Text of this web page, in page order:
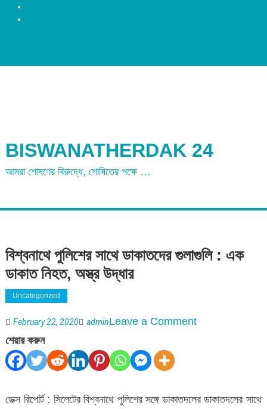
BISWANATHERDAK 24
আমরা শোষণের বিরুদ্ধে, শোষিতের পক্ষে …
বিশ্বনাথে পুলিশের সাথে ডাকাতদের গুলাগুলি : এক
ডাকাত নিহত, অস্ত্র উদ্ধার
Uncategorized
February 22, 2020 adminLeave a Commenton
ডাকাতদের
শেয়ার করুন
ডেক্স রিপোর্ট : সিলেটের বিশ্বনাথে পুলিশের সঙ্গে ডাকাতদলের ডাকাতদলের সাথে